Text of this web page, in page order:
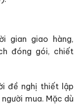
gian giao hàng,
đóng gói, chiết
đề nghị thiết lập
mua. Mặc dù